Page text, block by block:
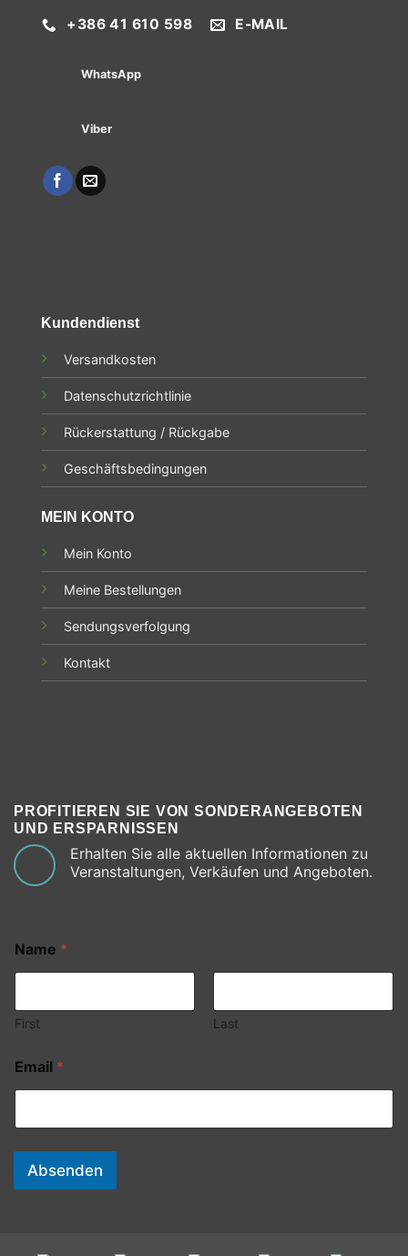
+386 41 610 598 E-MAIL
WhatsApp
Viber
Kundendienst
Versandkosten
Datenschutzrichtlinie
Rückerstattung / Rückgabe
Geschäftsbedingungen
MEIN KONTO
Mein Konto
Meine Bestellungen
Sendungsverfolgung
Kontakt
PROFITIEREN SIE VON SONDERANGEBOTEN
UND ERSPARNISSEN
Erhalten Sie alle aktuellen Informationen zu
Veranstaltungen, Verkäufen und Angeboten.
Name *
First Last
Email *
Absenden